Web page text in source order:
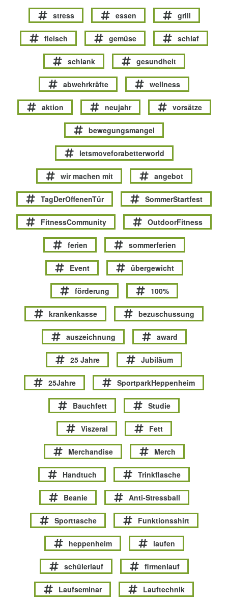
stress essen grill
fleisch gemüse schlaf
schlank gesundheit
abwehrkräfte wellness
aktion neujahr vorsätze
bewegungsmangel
letsmoveforabetterworld
wir machen mit angebot
TagDerOffenenTür SommerStartfest
FitnessCommunity OutdoorFitness
ferien sommerferien
Event übergewicht
förderung 100%
krankenkasse bezuschussung
auszeichnung award
25 Jahre Jubiläum
25Jahre SportparkHeppenheim
Bauchfett Studie
Viszeral Fett
Merchandise Merch
Handtuch Trinkflasche
Beanie Anti-Stressball
Sporttasche Funktionsshirt
heppenheim laufen
schülerlauf firmenlauf
Laufseminar Lauftechnik